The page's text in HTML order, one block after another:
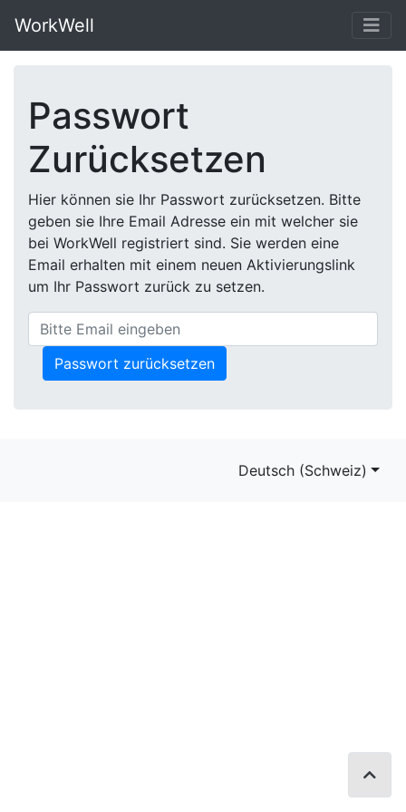
WorkWell
Passwort
Zurücksetzen
Hier können sie Ihr Passwort zurücksetzen. Bitte
geben sie Ihre Email Adresse ein mit welcher sie
bei WorkWell registriert sind. Sie werden eine
Email erhalten mit einem neuen Aktivierungslink
um Ihr Passwort zurück zu setzen.
Passwort zurücksetzen
Deutsch (Schweiz)